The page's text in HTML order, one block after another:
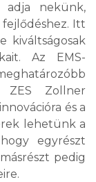
adja nekünk,
Itt
kiváltságosak
Az EMS-
ZES Zollner
és a
lehetünk a
egyrészt
pedig